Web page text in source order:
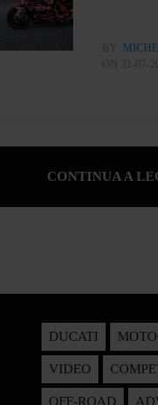
BY
ON 31-07-
CONTINUA A
DUCATI
VIDEO
OFF-ROAD